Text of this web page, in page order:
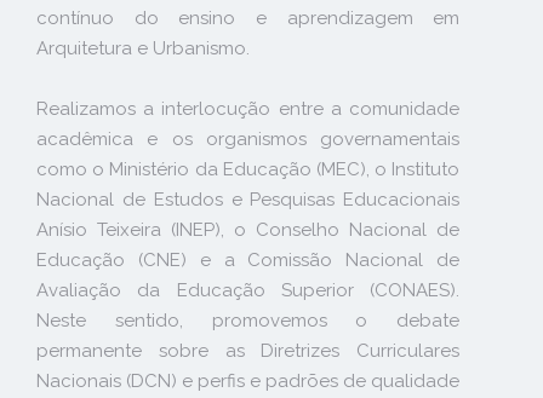
contínuo do ensino e aprendizagem em
Arquitetura e Urbanismo.
Realizamos a interlocução entre a comunidade
acadêmica e os organismos governamentais
como o Ministério da Educação (MEC), o Instituto
Nacional de Estudos e Pesquisas Educacionais
Anísio Teixeira (INEP), o Conselho Nacional de
Educação (CNE) e a Comissão Nacional de
Avaliação da Educação Superior (CONAES).
Neste sentido, promovemos o debate
permanente sobre as Diretrizes Curriculares
Nacionais (DCN) e perfis e padrões de qualidade